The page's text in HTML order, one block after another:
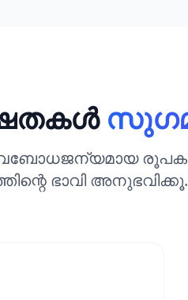
ഭാവി അനുഭവിക്കൂ.